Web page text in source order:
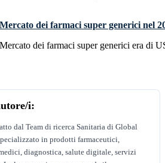
dei farmaci super generici nel
dei farmaci super generici era di
i:
dal Team di ricerca Sanitaria di Global
in prodotti farmaceutici,
diagnostica, salute digitale, servizi